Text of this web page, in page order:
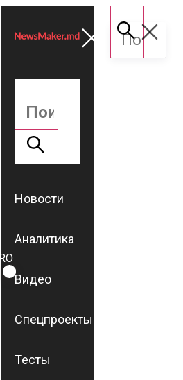
ROMÂNĂ
RU
Новости
Аналитика
Видео
Спецпроекты
Тесты